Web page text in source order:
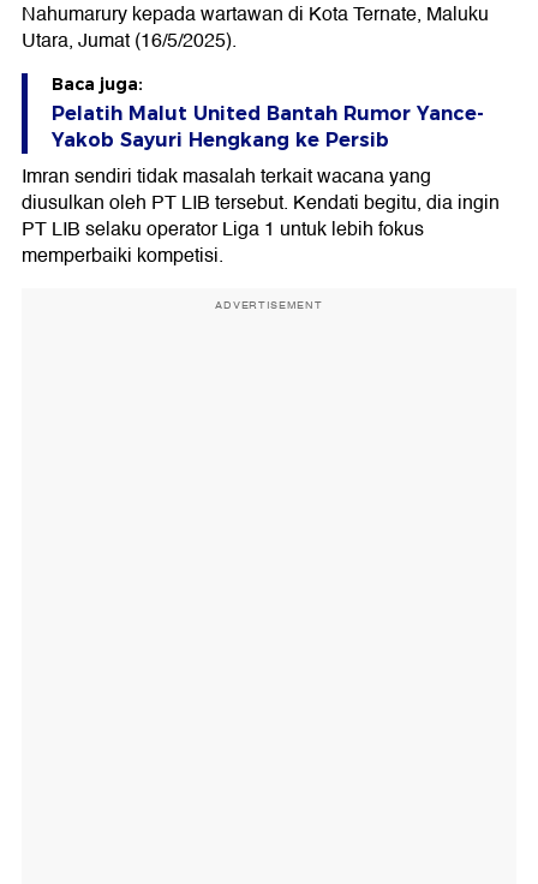
Nahumarury kepada wartawan di Kota Ternate, Maluku
Utara, Jumat (16/5/2025).
Baca juga:
Pelatih Malut United Bantah Rumor Yance-
Yakob Sayuri Hengkang ke Persib
Imran sendiri tidak masalah terkait wacana yang
diusulkan oleh PT LIB tersebut. Kendati begitu, dia ingin
PT LIB selaku operator Liga 1 untuk lebih fokus
memperbaiki kompetisi.
ADVERTISEMENT